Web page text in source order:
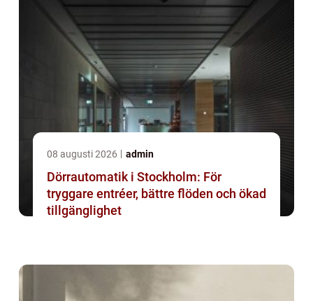
08 augusti 2026 admin
Dörrautomatik i Stockholm: För
tryggare entréer, bättre flöden och ökad
tillgänglighet